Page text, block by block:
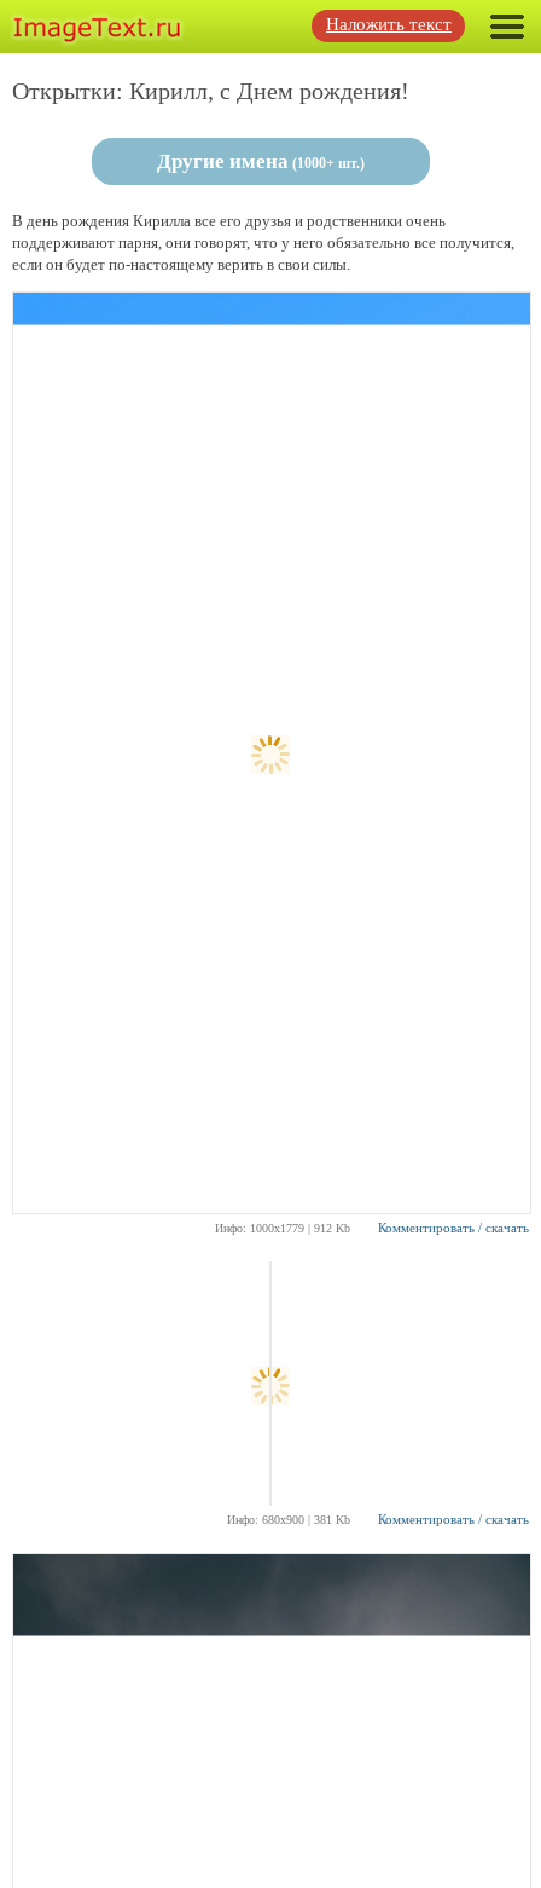
Наложить текст
Открытки: Кирилл, с Днем рождения!
Другие имена (1000+ шт.)
В день рождения Кирилла все его друзья и родственники очень
поддерживают парня, они говорят, что у него обязательно все получится,
если он будет по-настоящему верить в свои силы.
Инфо: 1000х1779 | 912 Kb Комментировать / скачать
Инфо: 680х900 | 381 Kb Комментировать / скачать